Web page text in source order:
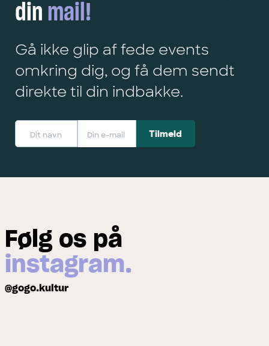
din mail!
Gå ikke glip af fede events
omkring dig, og få dem sendt
direkte til din indbakke.
Følg os på
instagram.
@gogo.kultur